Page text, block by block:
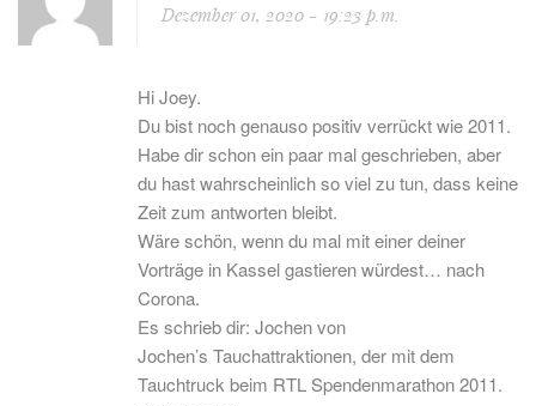
Dezember 01, 2020 - 19:23 p.m.
Hi Joey.
Du bist noch genauso positiv verrückt wie 2011.
Habe dir schon ein paar mal geschrieben, aber
du hast wahrscheinlich so viel zu tun, dass keine
Zeit zum antworten bleibt.
Wäre schön, wenn du mal mit einer deiner
Vorträge in Kassel gastieren würdest… nach
Corona.
Es schrieb dir: Jochen von
Jochen’s Tauchattraktionen, der mit dem
Tauchtruck beim RTL Spendenmarathon 2011.